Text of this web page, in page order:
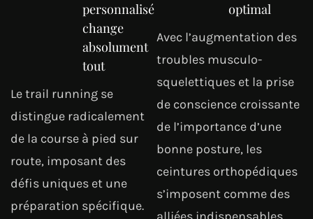
personnalisé
change
absolument
tout
Le trail running se
distingue radicalement
de la course à pied sur
route, imposant des
défis uniques et une
préparation spécifique.
optimal
Avec l’augmentation des
troubles musculo-
squelettiques et la prise
de conscience croissante
de l’importance d’une
bonne posture, les
ceintures orthopédiques
s’imposent comme des